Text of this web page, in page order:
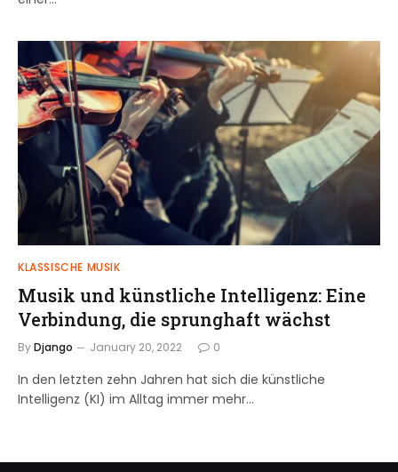
KLASSISCHE MUSIK
Musik und künstliche Intelligenz: Eine
Verbindung, die sprunghaft wächst
ByDjango January 20, 2022 0
In den letzten zehn Jahren hat sich die künstliche
Intelligenz (KI) im Alltag immer mehr…